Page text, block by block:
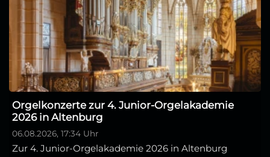
Orgelkonzerte zur 4. Junior-Orgelakademie
2026 in Altenburg
06.08.2026, 17:34 Uhr
Zur 4. Junior-Orgelakademie 2026 in Altenburg